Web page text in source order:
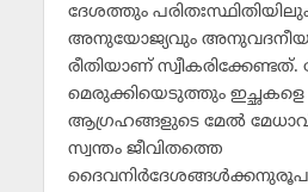
ദേശത്തും
അനുയോജ്യവും
രീതിയാണ്
മെരുക്കിയെടുത്തും ഇച്ഛകളെ
ആഗ്രഹങ്ങളുടെ മേല്‍
സ്വന്തം ജീവിതത്തെ